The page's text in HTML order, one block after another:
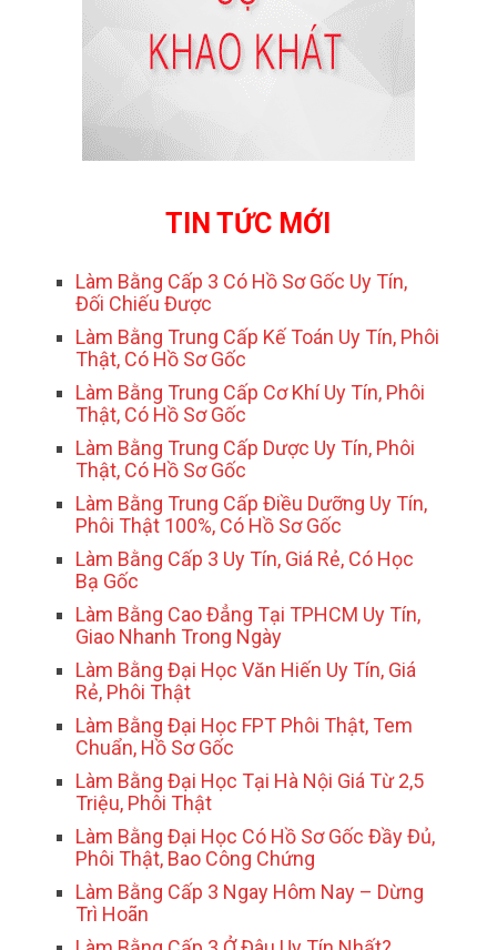
TIN TỨC MỚI
Làm Bằng Cấp 3 Có Hồ Sơ Gốc Uy Tín,
Đối Chiếu Được
Làm Bằng Trung Cấp Kế Toán Uy Tín, Phôi
Thật, Có Hồ Sơ Gốc
Làm Bằng Trung Cấp Cơ Khí Uy Tín, Phôi
Thật, Có Hồ Sơ Gốc
Làm Bằng Trung Cấp Dược Uy Tín, Phôi
Thật, Có Hồ Sơ Gốc
Làm Bằng Trung Cấp Điều Dưỡng Uy Tín,
Phôi Thật 100%, Có Hồ Sơ Gốc
Làm Bằng Cấp 3 Uy Tín, Giá Rẻ, Có Học
Bạ Gốc
Làm Bằng Cao Đẳng Tại TPHCM Uy Tín,
Giao Nhanh Trong Ngày
Làm Bằng Đại Học Văn Hiến Uy Tín, Giá
Rẻ, Phôi Thật
Làm Bằng Đại Học FPT Phôi Thật, Tem
Chuẩn, Hồ Sơ Gốc
Làm Bằng Đại Học Tại Hà Nội Giá Từ 2,5
Triệu, Phôi Thật
Làm Bằng Đại Học Có Hồ Sơ Gốc Đầy Đủ,
Phôi Thật, Bao Công Chứng
Làm Bằng Cấp 3 Ngay Hôm Nay – Dừng
Trì Hoãn